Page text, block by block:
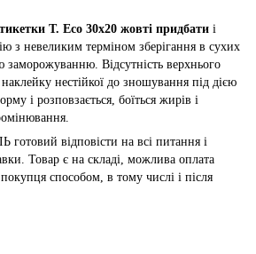
T. Eco 30x20 жовті придбати і
з невеликим терміном зберігання в сухих
Відсутність верхнього
нестійкої до зношування під дією
і розповзається, боїться жирів і
відповісти на всі питання і
Товар є на складі, можлива оплата
способом, в тому числі і після